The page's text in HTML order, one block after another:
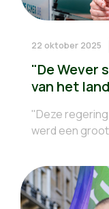
22 oktober 2025
"De Wever
van het
"Deze
werd een